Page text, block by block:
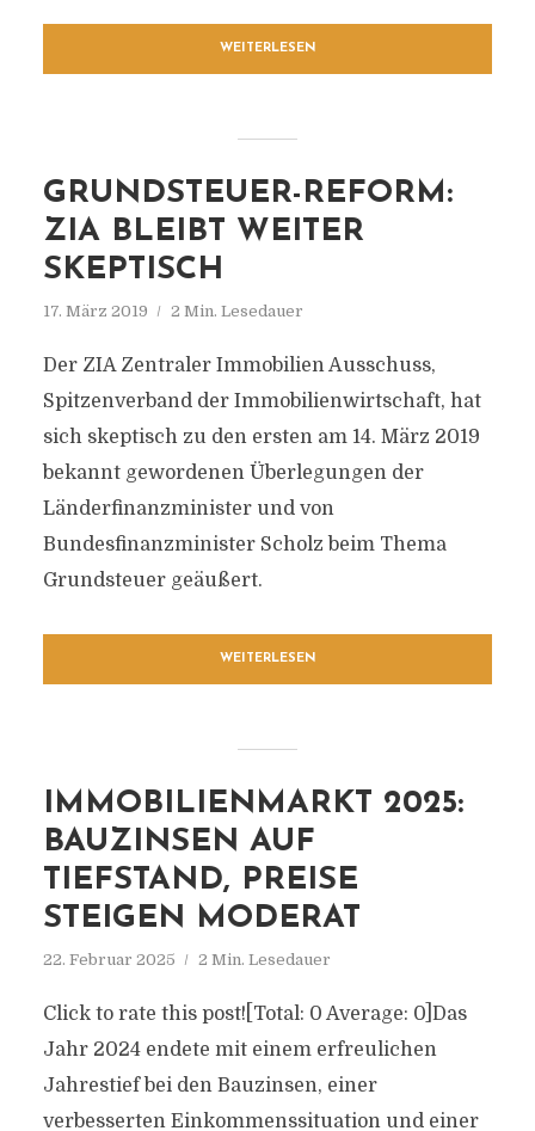
WEITERLESEN
GRUNDSTEUER-REFORM:
ZIA BLEIBT WEITER
SKEPTISCH
17. März 2019 2 Min. Lesedauer
Der ZIA Zentraler Immobilien Ausschuss,
Spitzenverband der Immobilienwirtschaft, hat
sich skeptisch zu den ersten am 14. März 2019
bekannt gewordenen Überlegungen der
Länderfinanzminister und von
Bundesfinanzminister Scholz beim Thema
Grundsteuer geäußert.
WEITERLESEN
IMMOBILIENMARKT 2025:
BAUZINSEN AUF
TIEFSTAND, PREISE
STEIGEN MODERAT
22. Februar 2025 2 Min. Lesedauer
Click to rate this post![Total: 0 Average: 0]Das
Jahr 2024 endete mit einem erfreulichen
Jahrestief bei den Bauzinsen, einer
verbesserten Einkommenssituation und einer